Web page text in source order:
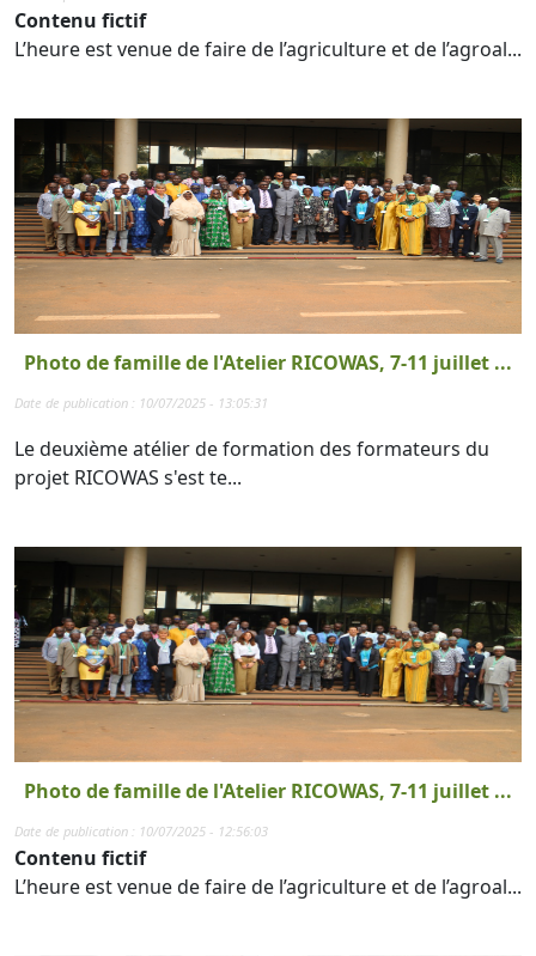
Contenu fictif
L’heure est venue de faire de l’agriculture et de l’agroal...
Photo de famille de l'Atelier RICOWAS, 7-11 juillet ...
Date de publication : 10/07/2025 - 13:05:31
Le deuxième atélier de formation des formateurs du
projet RICOWAS s'est te...
Photo de famille de l'Atelier RICOWAS, 7-11 juillet ...
Date de publication : 10/07/2025 - 12:56:03
Contenu fictif
L’heure est venue de faire de l’agriculture et de l’agroal...